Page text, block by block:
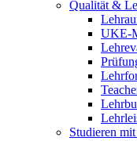
Qualität &
UKE-
Studieren